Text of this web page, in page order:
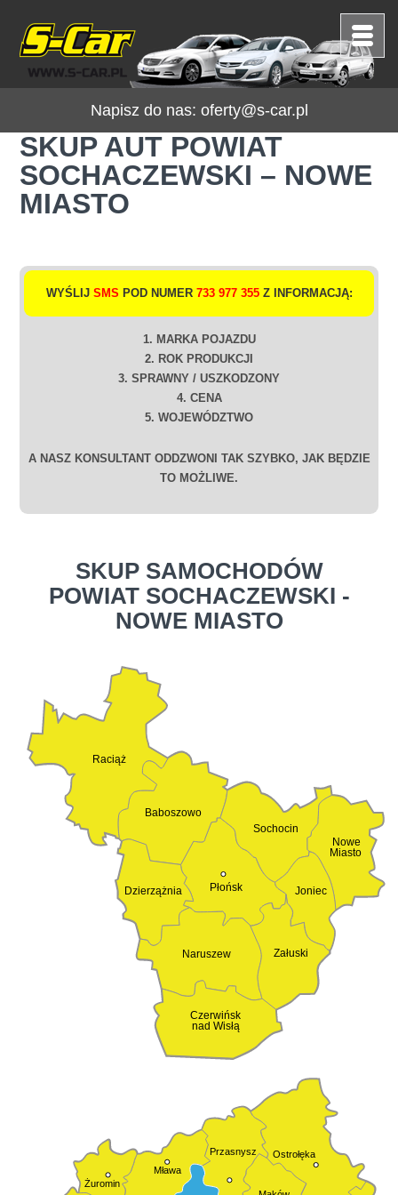
Napisz do nas: oferty@s-car.pl
SKUP AUT POWIAT
SOCHACZEWSKI – NOWE
MIASTO
WYŚLIJ SMS POD NUMER 733 977 355Z INFORMACJĄ:
1. MARKA POJAZDU
2. ROK PRODUKCJI
3. SPRAWNY / USZKODZONY
4. CENA
5. WOJEWÓDZTWO
A NASZ KONSULTANT ODDZWONI TAK SZYBKO, JAK BĘDZIE
TO MOŻLIWE.
SKUP SAMOCHODÓW
POWIAT SOCHACZEWSKI -
NOWE MIASTO
Płońsk
Baboszowo
Raciąż
Sochocin
Nowe
Miasto
Joniec
Dzierzążnia
Naruszew Załuski
Czerwińsk
nad Wisłą
Ostrołęka
Przasnysz
Mława
Żuromin